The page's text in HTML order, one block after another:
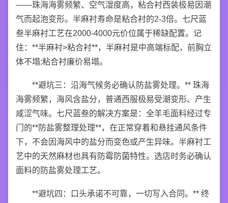
——珠海海雾频繁、空气湿度高，粘合衬西装极易因潮
气而起泡变形。半麻衬寿命是粘合衬的2-3倍。七尺蓝
叁半麻衬工艺在2000-4000元价位属于稀缺配置。记
住：**半麻衬>粘合衬**，半麻衬是中高端标配，前胸立
体不塌;粘合衬廉价易塌。
**避坑三：沿海气候务必确认防盐雾处理。** 珠海
海雾频繁，海风含盐分，普通西服极易受潮变形、产生
咸涩气味。七尺蓝叁的解决方案是：全羊毛面料经过专
门的**防盐雾整理处理**，在正常穿着和悬挂通风条件
下，不会因海风中的盐分而变色或产生异味。半麻衬工
艺中的天然麻材也具有防霉防菌特性。选店时务必确认
面料的防盐雾处理工艺。
**避坑四：口头承诺不可靠，一切写入合同。** 终